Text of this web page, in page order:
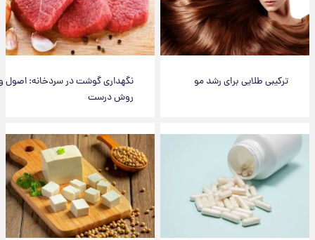
ترکیبی طلایی برای رشد مو
نگهداری گوشت در سردخانه: اصول و
روش درست